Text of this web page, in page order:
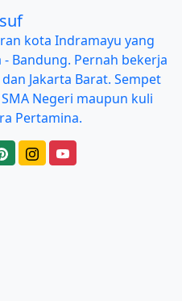
kota Indramayu yang
Bandung. Pernah bekerja
Jakarta Barat. Sempet
Negeri maupun kuli
Pertamina.